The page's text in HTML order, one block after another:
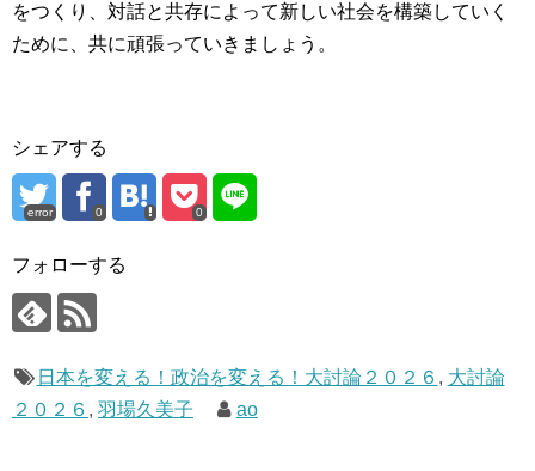
をつくり、対話と共存によって新しい社会を構築していく
ために、共に頑張っていきましょう。
シェアする
error 0 0
フォローする
日本を変える！政治を変える！大討論２０２６ , 大討論
２０２６ , 羽場久美子 ao